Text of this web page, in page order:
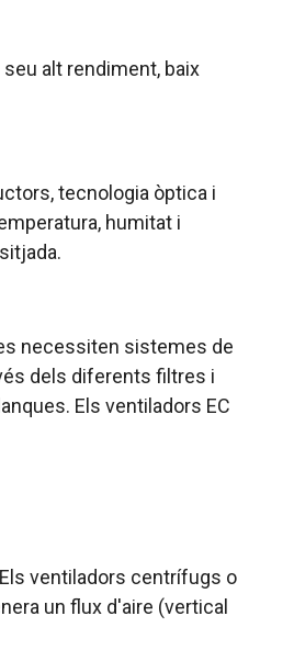
alt rendiment, baix
tecnologia òptica i
humitat i
necessiten sistemes de
dels diferents filtres i
Els ventiladors EC
ventiladors centrífugs o
un flux d'aire (vertical